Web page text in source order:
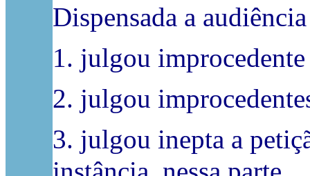
Dispensada a
1. julgou
2. julgou
3. julgou inepta a